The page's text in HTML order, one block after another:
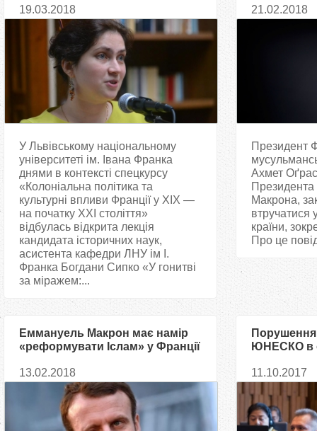
19.03.2018
У Львівському національному
університеті ім. Івана Франка
днями в контексті спецкурсу
«Колоніальна політика та
культурні впливи Франції у ХІХ —
на початку ХХІ століття»
відбулась відкрита лекція
кандидата історичних наук,
асистента кафедри ЛНУ ім І.
Франка Богдани Сипко «У гонитві
за міражем:...
справи
21.02.2018
Президент
Ахмет
Макрона,
втручатися
країни,
Про це
Еммануель Макрон має намір
«реформувати Іслам» у Франції
13.02.2018
Порушення
ЮНЕСКО в
11.10.2017